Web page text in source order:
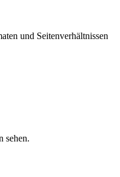
und Seitenverhältnissen
sehen.